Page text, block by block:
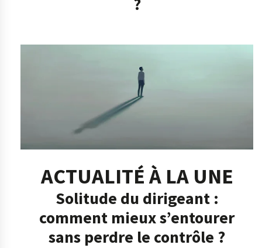
ACTUALITÉ À LA UNE
Solitude du dirigeant :
comment mieux s’entourer
sans perdre le contrôle ?